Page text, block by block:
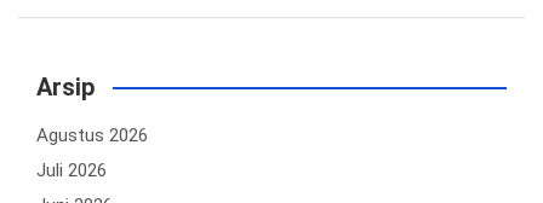
Arsip
Agustus 2026
Juli 2026